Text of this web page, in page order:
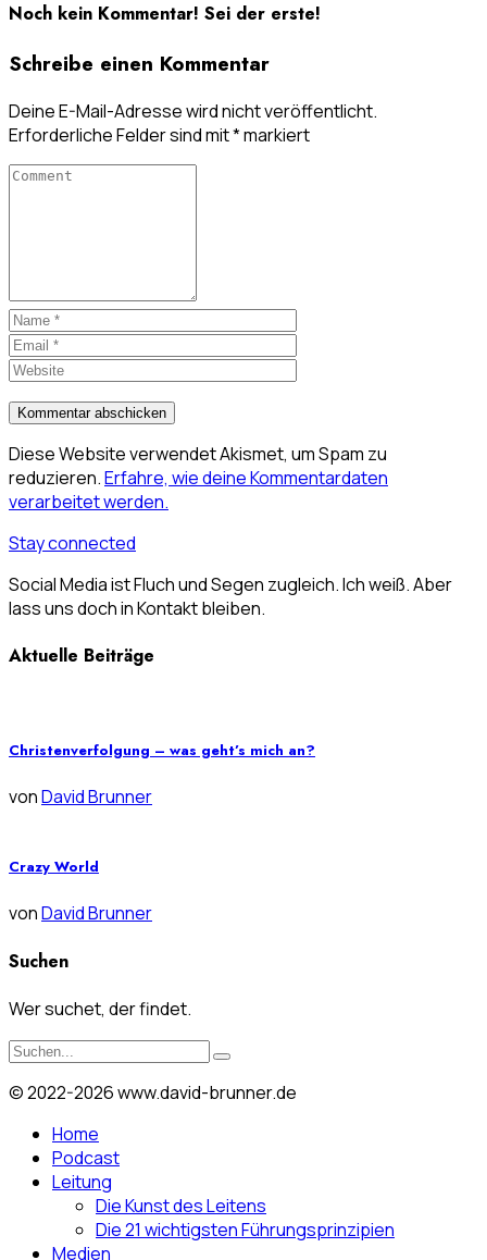
Noch kein Kommentar! Sei der erste!
Schreibe einen Kommentar
Deine E-Mail-Adresse wird nicht veröffentlicht.
Erforderliche Felder sind mit*markiert
Diese Website verwendet Akismet, um Spam zu
reduzieren.Erfahre, wie deine Kommentardaten
verarbeitet werden.
Stay connected
Social Media ist Fluch und Segen zugleich. Ich weiß. Aber
lass uns doch in Kontakt bleiben.
Aktuelle Beiträge
Christenverfolgung – was geht’s mich an?
vonDavid Brunner
Crazy World
vonDavid Brunner
Suchen
Wer suchet, der findet.
© 2022-2026 www.david-brunner.de
Home
Podcast
Leitung
Die Kunst des Leitens
Die 21 wichtigsten Führungsprinzipien
Medien